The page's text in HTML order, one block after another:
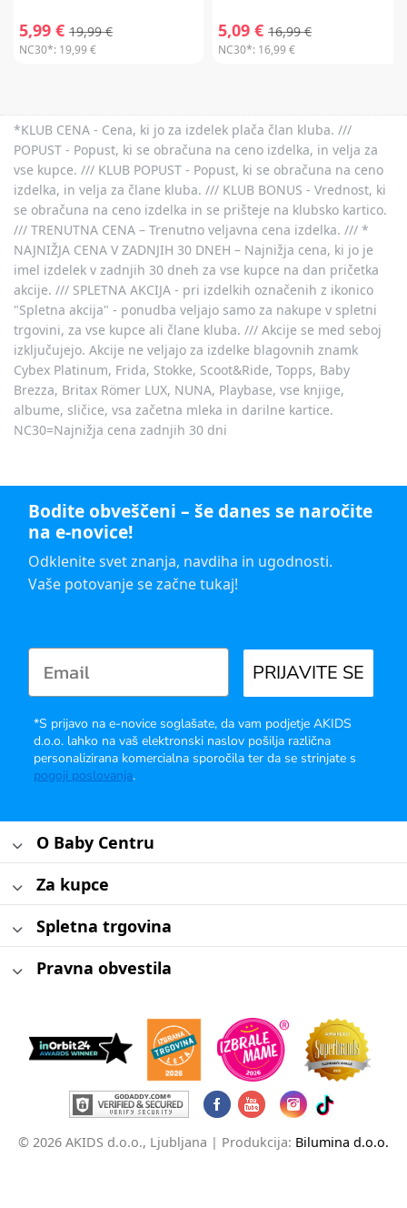
5,99 € 19,99 €
NC30*: 19,99 €
5,09 € 16,99 €
NC30*: 16,99 €
*KLUB CENA - Cena, ki jo za izdelek plača član kluba. ///
POPUST - Popust, ki se obračuna na ceno izdelka, in velja za
vse kupce. /// KLUB POPUST - Popust, ki se obračuna na ceno
izdelka, in velja za člane kluba. /// KLUB BONUS - Vrednost, ki
se obračuna na ceno izdelka in se prišteje na klubsko kartico.
/// TRENUTNA CENA – Trenutno veljavna cena izdelka. /// *
NAJNIŽJA CENA V ZADNJIH 30 DNEH – Najnižja cena, ki jo je
imel izdelek v zadnjih 30 dneh za vse kupce na dan pričetka
akcije. /// SPLETNA AKCIJA - pri izdelkih označenih z ikonico
"Spletna akcija" - ponudba veljajo samo za nakupe v spletni
trgovini, za vse kupce ali člane kluba. /// Akcije se med seboj
izključujejo. Akcije ne veljajo za izdelke blagovnih znamk
Cybex Platinum, Frida, Stokke, Scoot&Ride, Topps, Baby
Brezza, Britax Römer LUX, NUNA, Playbase, vse knjige,
albume, sličice, vsa začetna mleka in darilne kartice.
NC30=Najnižja cena zadnjih 30 dni
Bodite obveščeni – še danes se naročite
na e-novice!
Odklenite svet znanja, navdiha in ugodnosti.
Vaše potovanje se začne tukaj!
PRIJAVITE SE
*S prijavo na e-novice soglašate, da vam podjetje AKIDS
d.o.o. lahko na vaš elektronski naslov pošilja različna
personalizirana komercialna sporočila ter da se strinjate s
pogoji poslovanja.
O Baby Centru
Za kupce
Spletna trgovina
Pravna obvestila
© 2026 AKIDS d.o.o., Ljubljana | Produkcija: Bilumina d.o.o.